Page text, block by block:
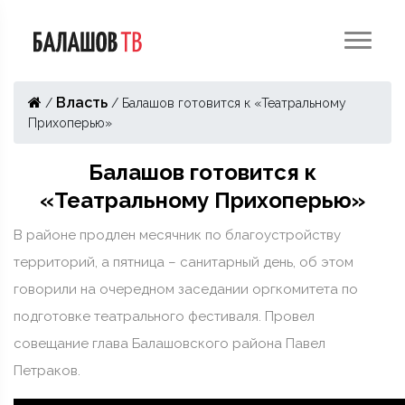
/ Власть / Балашов готовится к «Театральному
Прихоперью»
Балашов готовится к
«Театральному Прихоперью»
В районе продлен месячник по благоустройству
территорий, а пятница – санитарный день, об этом
говорили на очередном заседании оргкомитета по
подготовке театрального фестиваля. Провел
совещание глава Балашовского района Павел
Петраков.